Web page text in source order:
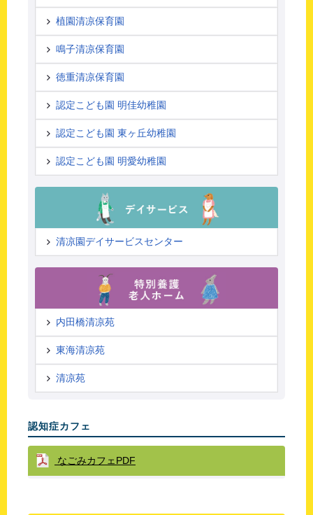
植園清凉保育園
鳴子清凉保育園
徳重清凉保育園
認定こども園 明佳幼稚園
認定こども園 東ヶ丘幼稚園
認定こども園 明愛幼稚園
清凉園デイサービスセンター
内田橋清凉苑
東海清凉苑
清凉苑
認知症カフェ
なごみカフェPDF